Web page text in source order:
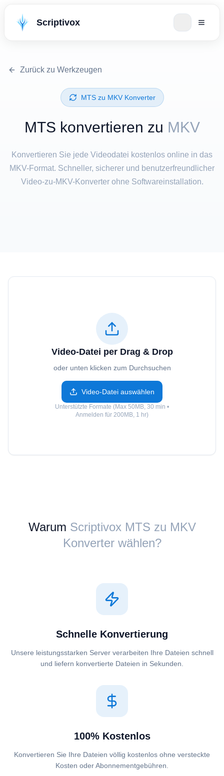
Scriptivox
Zurück zu Werkzeugen
⁦MTS⁩ zu ⁦MKV⁩ Konverter
⁦MTS⁩ konvertieren zu MKV
Konvertieren Sie jede Videodatei kostenlos online in das
MKV-Format. Schneller, sicherer und benutzerfreundlicher
Video-zu-MKV-Konverter ohne Softwareinstallation.
Video-Datei per Drag & Drop
oder unten klicken zum Durchsuchen
Video-Datei auswählen
Unterstützte Formate (Max 50MB, 30 min •
Anmelden für 200MB, 1 hr)
Warum Scriptivox ⁦MTS⁩ zu ⁦MKV⁩
Konverter wählen?
Schnelle Konvertierung
Unsere leistungsstarken Server verarbeiten Ihre Dateien schnell
und liefern konvertierte Dateien in Sekunden.
100% Kostenlos
Konvertieren Sie Ihre Dateien völlig kostenlos ohne versteckte
Kosten oder Abonnementgebühren.